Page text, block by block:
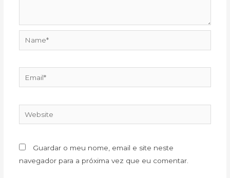
Website
Guardar o meu nome, email e site neste
navegador para a próxima vez que eu comentar.